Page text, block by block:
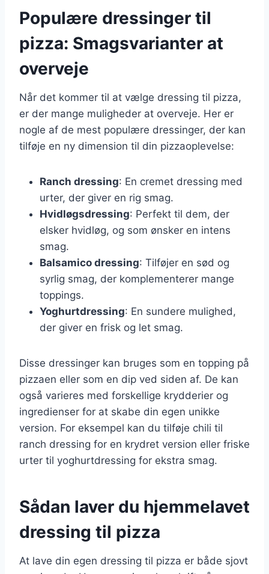
Populære dressinger til
pizza: Smagsvarianter at
overveje
Når det kommer til at vælge dressing til pizza,
er der mange muligheder at overveje. Her er
nogle af de mest populære dressinger, der kan
tilføje en ny dimension til din pizzaoplevelse:
Ranch dressing: En cremet dressing med
urter, der giver en rig smag.
Hvidløgsdressing: Perfekt til dem, der
elsker hvidløg, og som ønsker en intens
smag.
Balsamico dressing: Tilføjer en sød og
syrlig smag, der komplementerer mange
toppings.
Yoghurtdressing: En sundere mulighed,
der giver en frisk og let smag.
Disse dressinger kan bruges som en topping på
pizzaen eller som en dip ved siden af. De kan
også varieres med forskellige krydderier og
ingredienser for at skabe din egen unikke
version. For eksempel kan du tilføje chili til
ranch dressing for en krydret version eller friske
urter til yoghurtdressing for ekstra smag.
Sådan laver du hjemmelavet
dressing til pizza
At lave din egen dressing til pizza er både sjovt